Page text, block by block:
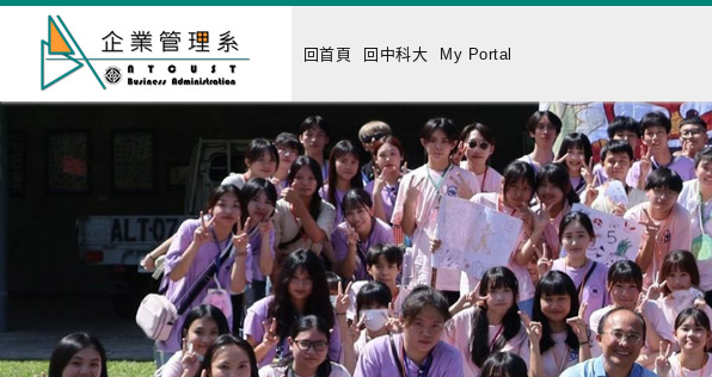
回首頁 回中科大 My Portal